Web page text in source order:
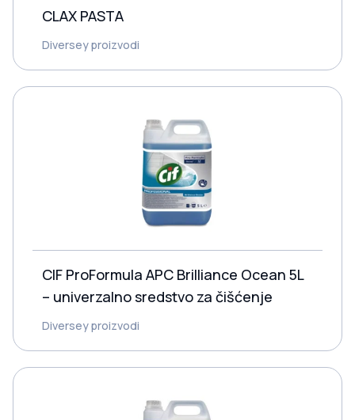
CLAX PASTA
Diversey proizvodi
CIF ProFormula APC Brilliance Ocean 5L
– univerzalno sredstvo za čišćenje
Diversey proizvodi